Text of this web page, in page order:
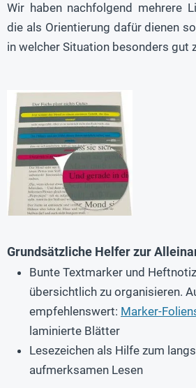
Wir haben nachfolgend mehrere
die als Orientierung dafür dienen
in welcher Situation besonders gut
Grundsätzliche Helfer zur
Bunte Textmarker und
übersichtlich zu organisieren.
empfehlenswert: Marker-
laminierte Blätter
Lesezeichen als Hilfe zum
aufmerksamen Lesen